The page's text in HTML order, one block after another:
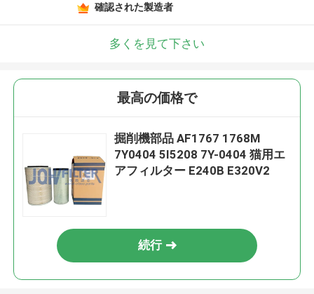
確認された製造者
多くを見て下さい
最高の価格で
掘削機部品 AF1767 1768M
7Y0404 5I5208 7Y-0404 猫用エ
アフィルター E240B E320V2
続行